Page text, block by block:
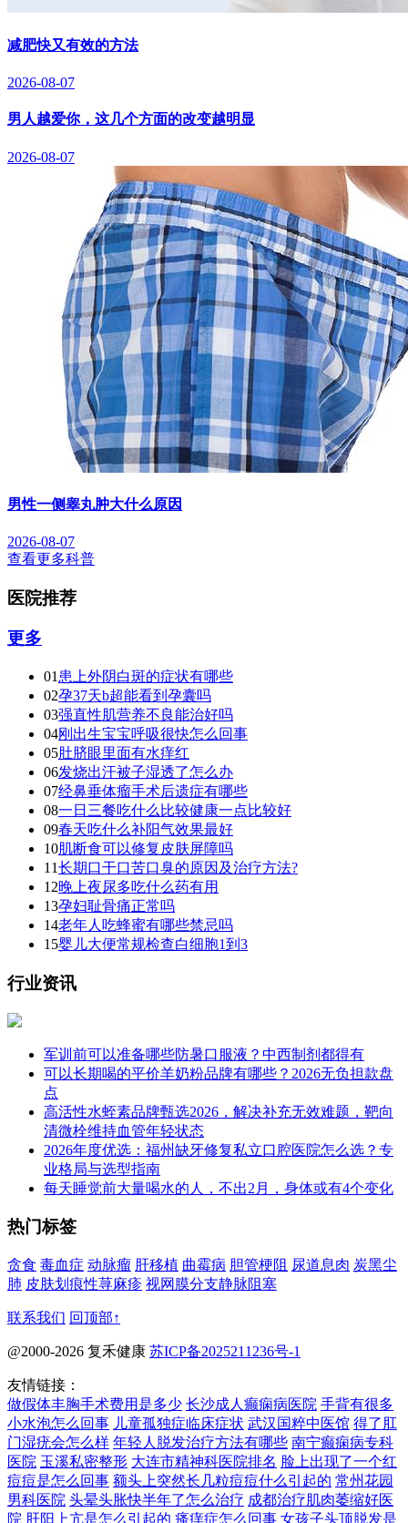
减肥快又有效的方法
2026-08-07
男人越爱你，这几个方面的改变越明显
2026-08-07
男性一侧睾丸肿大什么原因
2026-08-07
查看更多科普
医院推荐
更多
01 患上外阴白斑的症状有哪些
02孕37天b超能看到孕囊吗
03强直性肌营养不良能治好吗
04刚出生宝宝呼吸很快怎么回事
05肚脐眼里面有水痒红
06发烧出汗被子湿透了怎么办
07经鼻垂体瘤手术后遗症有哪些
08一日三餐吃什么比较健康一点比较好
09春天吃什么补阳气效果最好
10肌断食可以修复皮肤屏障吗
11长期口干口苦口臭的原因及治疗方法?
12晚上夜尿多吃什么药有用
13孕妇耻骨痛正常吗
14老年人吃蜂蜜有哪些禁忌吗
15婴儿大便常规检查白细胞1到3
行业资讯
军训前可以准备哪些防暑口服液？中西制剂都得有
可以长期喝的平价羊奶粉品牌有哪些？2026无负担款盘
点
高活性水蛭素品牌甄选2026，解决补充无效难题，靶向
清微栓维持血管年轻状态
2026年度优选：福州缺牙修复私立口腔医院怎么选？专
业格局与选型指南
每天睡觉前大量喝水的人，不出2月，身体或有4个变化
热门标签
贪食 毒血症 动脉瘤 肝移植 曲霉病 胆管梗阻 尿道息肉 炭黑尘
肺 皮肤划痕性荨麻疹 视网膜分支静脉阻塞
联系我们 回顶部↑
@2000-2026 复禾健康 苏ICP备2025211236号-1
友情链接：
做假体丰胸手术费用是多少 长沙成人癫痫病医院 手背有很多
小水泡怎么回事 儿童孤独症临床症状 武汉国粹中医馆 得了肛
门湿疣会怎么样 年轻人脱发治疗方法有哪些 南宁癫痫病专科
医院 玉溪私密整形 大连市精神科医院排名 脸上出现了一个红
痘痘是怎么回事 额头上突然长几粒痘痘什么引起的 常州花园
男科医院 头晕头胀快半年了怎么治疗 成都治疗肌肉萎缩好医
院 肝阳上亢是怎么引起的 瘙痒症怎么回事 女孩子头顶脱发是